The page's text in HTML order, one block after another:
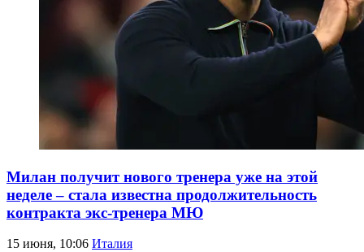
Милан получит нового тренера уже на этой
неделе – стала известна продолжительность
контракта экс-тренера МЮ
15 июня, 10:06 Италия